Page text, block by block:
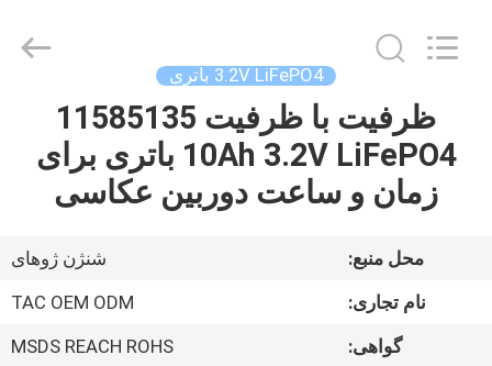
صفحه
اصلی
Energy
Reserved.
3.2V LiFePO4 باتری
ظرفیت با ظرفیت 11585135
10Ah 3.2V LiFePO4 باتری برای
زمان و ساعت دوربین عکاسی
محل منبع:
شنژن ژوهای
نام تجاری:
TAC OEM ODM
گواهی:
MSDS REACH ROHS